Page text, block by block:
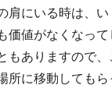
肩にいる時は、
価値がなくなっ
もありますので
所に移動しても